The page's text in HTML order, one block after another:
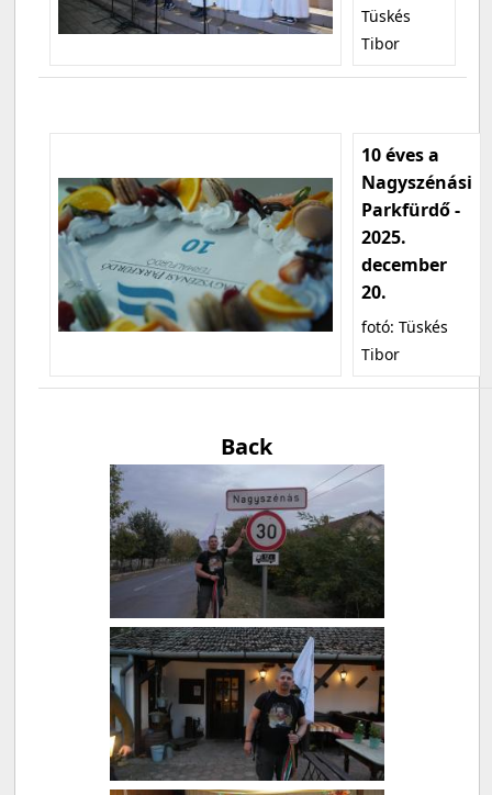
Tüskés
Tibor
10 éves a
Nagyszénási
Parkfürdő -
2025.
december
20.
fotó: Tüskés
Tibor
Back